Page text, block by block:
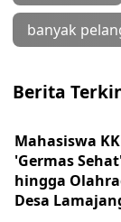
banyak
Berita
Mahasiswa
'Germas
hingga
Desa